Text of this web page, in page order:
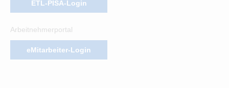
ETL-PISA-Login
Arbeitnehmerportal
eMitarbeiter-Login